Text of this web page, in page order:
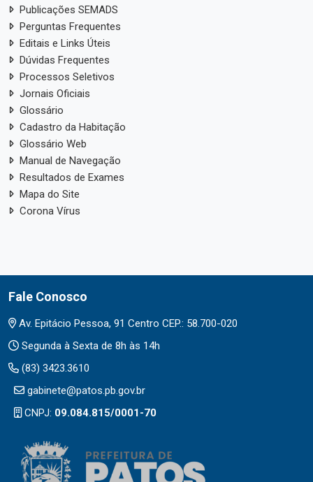
Publicações SEMADS
Perguntas Frequentes
Editais e Links Úteis
Dúvidas Frequentes
Processos Seletivos
Jornais Oficiais
Glossário
Cadastro da Habitação
Glossário Web
Manual de Navegação
Resultados de Exames
Mapa do Site
Corona Vírus
Fale Conosco
Av. Epitácio Pessoa, 91 Centro CEP.: 58.700-020
Segunda à Sexta de 8h às 14h
(83) 3423.3610
gabinete@patos.pb.gov.br
CNPJ: 09.084.815/0001-70